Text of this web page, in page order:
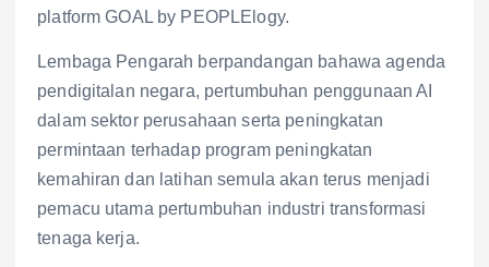
platform GOAL by PEOPLElogy.
Lembaga Pengarah berpandangan bahawa agenda
pendigitalan negara, pertumbuhan penggunaan AI
dalam sektor perusahaan serta peningkatan
permintaan terhadap program peningkatan
kemahiran dan latihan semula akan terus menjadi
pemacu utama pertumbuhan industri transformasi
tenaga kerja.